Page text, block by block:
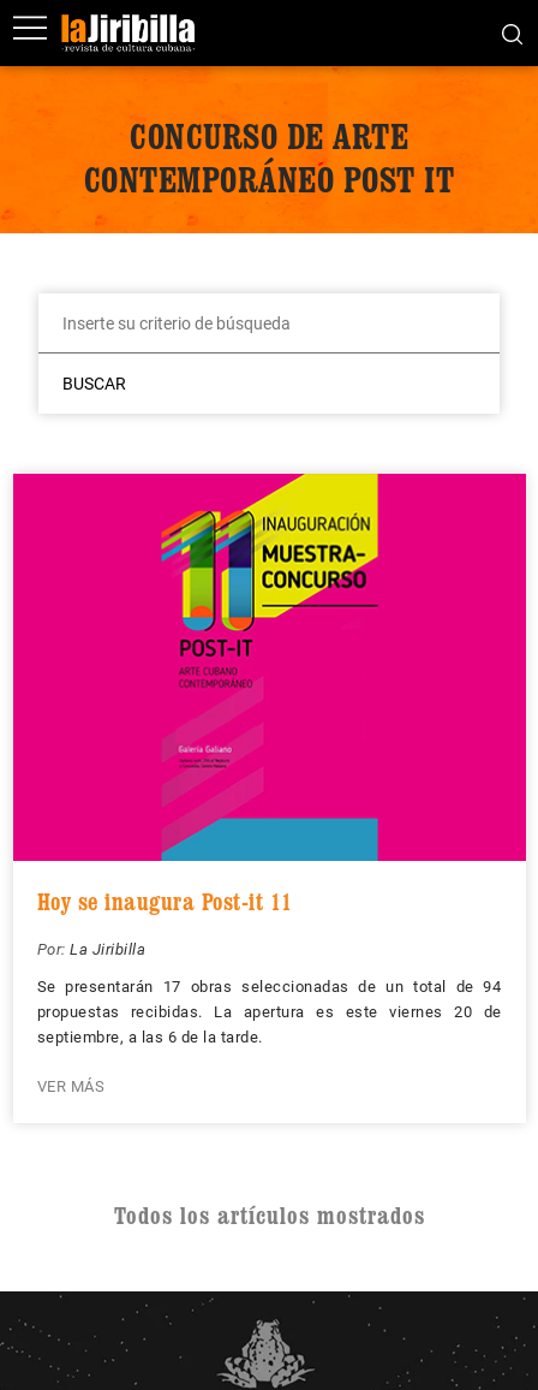
CONCURSO DE ARTE
CONTEMPORÁNEO POST IT
BUSCAR
Hoy se inaugura Post-it 11
Por: La Jiribilla
Se presentarán 17 obras seleccionadas de un total de 94
propuestas recibidas. La apertura es este viernes 20 de
septiembre, a las 6 de la tarde.
VER MÁS
Todos los artículos mostrados